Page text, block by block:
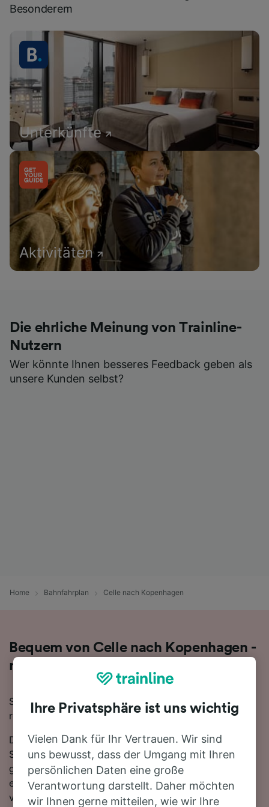
Besonderem
Unterkünfte
Aktivitäten
Die ehrliche Meinung von Trainline-
Nutzern
Wer könnte Ihnen besseres Feedback geben als
unsere Kunden selbst?
Home Bahnfahrplan Celle nach Kopenhagen
Bequem von Celle nach Kopenhagen -
nehmen Sie den Zug!
Sie wollen mit dem Zug von Celle nach Kopenhagen
reisen? Dann sind Sie bei uns genau richtig!
Die Fahrtzeit beträgt mit der schnellsten Verbindung 1
Stunde. Auf der 376 km langen Strecke fahren für
gewöhnlich 19 Züge am Tag. Es ist kein Umsteigen
erforderlich, da ab Kopenhagen Direktverbindungen
verfügbar sind. Züge auf dieser Strecke werden für
Ihre Privatsphäre ist uns wichtig
Vielen Dank für Ihr Vertrauen. Wir sind
uns bewusst, dass der Umgang mit Ihren
persönlichen Daten eine große
Verantwortung darstellt. Daher möchten
wir Ihnen gerne mitteilen, wie wir Ihre